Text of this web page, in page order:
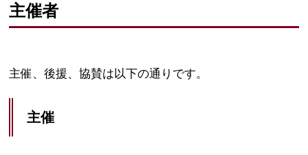
主催者
主催、後援、協賛は以下の通りです。
主催